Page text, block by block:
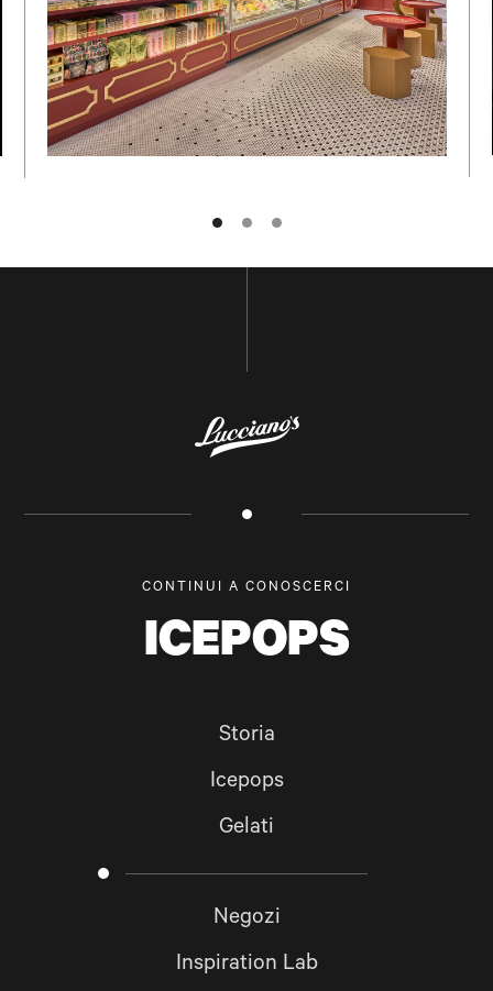
NOME E COGNOME
POSTA ELETTRONICA
TORNA IN CIMA
Storia
Icepops
Gelati
Negozi
Inspiration Lab
CONTINUI A CONOSCERCI
ICEPOPS